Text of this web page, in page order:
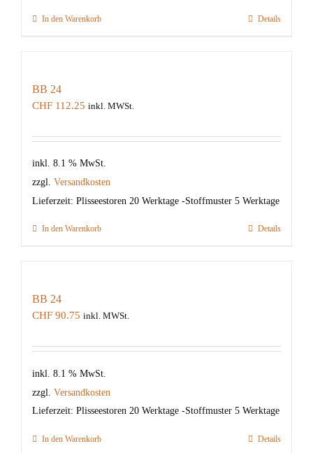
In den Warenkorb Details
BB 24
CHF 112.25 inkl. MWSt.
inkl. 8.1 % MwSt.
zzgl. Versandkosten
Lieferzeit: Plisseestoren 20 Werktage -Stoffmuster 5 Werktage
In den Warenkorb Details
BB 24
CHF 90.75 inkl. MWSt.
inkl. 8.1 % MwSt.
zzgl. Versandkosten
Lieferzeit: Plisseestoren 20 Werktage -Stoffmuster 5 Werktage
In den Warenkorb Details